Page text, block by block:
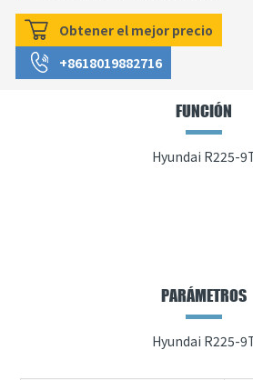
Obtener el mejor precio
+8618019882716
FUNCIÓN
Hyundai R225-
PARÁMETROS
Hyundai R225-